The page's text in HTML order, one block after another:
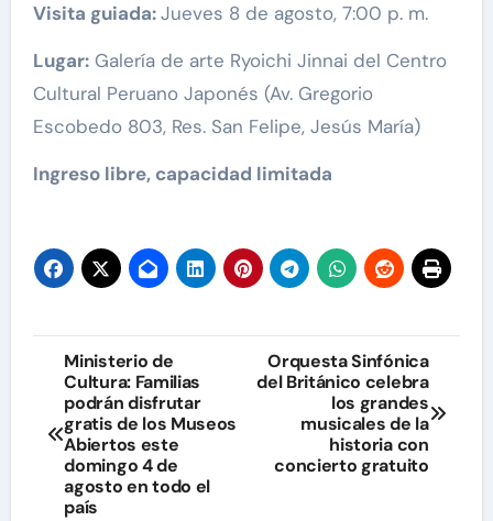
Visita guiada:Jueves 8 de agosto, 7:00 p. m.
Lugar:Galería de arte Ryoichi Jinnai del Centro
Cultural Peruano Japonés (Av. Gregorio
Escobedo 803, Res. San Felipe, Jesús María)
Ingreso libre, capacidad limitada
Navegación
de
entradas
Ministerio de
Cultura: Familias
podrán disfrutar
gratis de los Museos
Abiertos este
domingo 4 de
agosto en todo el
país
Orquesta Sinfónica
del Británico celebra
los grandes
musicales de la
historia con
concierto gratuito